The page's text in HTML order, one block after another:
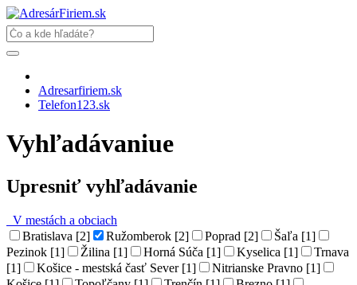
Adresarfiriem.sk
Telefon123.sk
Vyhľadávaniue
Upresniť vyhľadávanie
V mestách a obciach
Bratislava [2]
Ružomberok [2] Poprad [2]
Šaľa [1]
Pezinok [1]
Žilina [1] Horná Súča [1] Kyselica [1]
Trnava
[1]
Košice - mestská časť Sever [1]
Nitrianske Pravno [1]